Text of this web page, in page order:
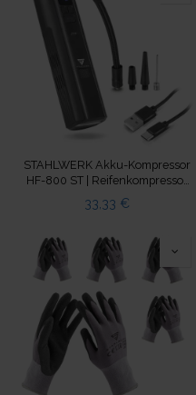
STAHLWERK Akku-Kompressor
HF-800 ST | Reifenkompressor
mit 4.000 mAh Lithium-Akku |
80 W Leistung, max. 4,2 bar |
psi/bar/kg/cm² | Automatik-
Abschaltung | LED-Arbeitslicht
33,33 €